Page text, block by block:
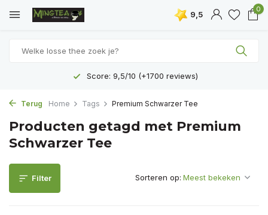
9,5
0
Score: 9,5/10 (+1700 reviews)
Terug Home Tags Premium Schwarzer Tee
Producten getagd met Premium
Schwarzer Tee
Filter Sorteren op: